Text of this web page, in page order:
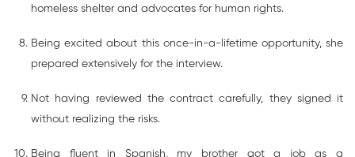
homeless shelter and advocates for human rights.
Being excited about this once-in-a-lifetime opportunity, she
prepared extensively for the interview.
Not having reviewed the contract carefully, they signed it
without realizing the risks.
Being fluent in Spanish, my brother got a job as a